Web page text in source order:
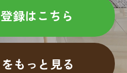
録はこちら
もっと見る